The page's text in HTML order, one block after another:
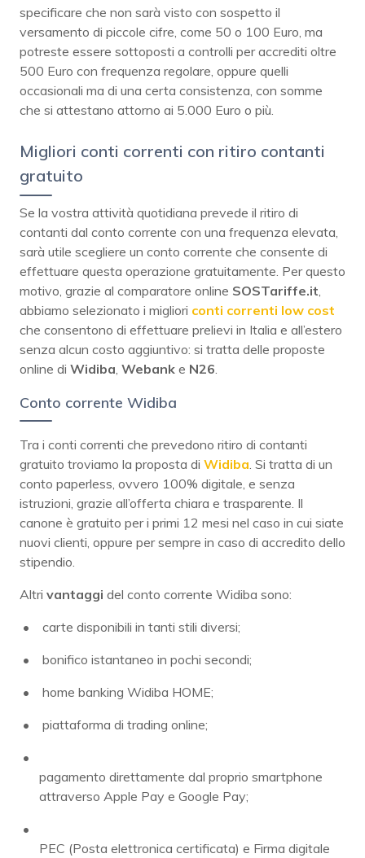
specificare che non sarà visto con sospetto il
versamento di piccole cifre, come 50 o 100 Euro, ma
potreste essere sottoposti a controlli per accrediti oltre
500 Euro con frequenza regolare, oppure quelli
occasionali ma di una certa consistenza, con somme
che si attestano attorno ai 5.000 Euro o più.
Migliori conti correnti con ritiro contanti
gratuito
Se la vostra attività quotidiana prevede il ritiro di
contanti dal conto corrente con una frequenza elevata,
sarà utile scegliere un conto corrente che consente di
effettuare questa operazione gratuitamente. Per questo
motivo, grazie al comparatore online SOSTariffe.it
abbiamo selezionato i migliori conti correnti low cost
che consentono di effettuare prelievi in Italia e all’estero
senza alcun costo aggiuntivo: si tratta delle proposte
online di Widiba Webank e N26
Conto corrente Widiba
Tra i conti correnti che prevedono ritiro di contanti
gratuito troviamo la proposta di Widiba . Si tratta di un
conto paperless, ovvero 100% digitale, e senza
istruzioni, grazie all’offerta chiara e trasparente. Il
canone è gratuito per i primi 12 mesi nel caso in cui siate
nuovi clienti, oppure per sempre in caso di accredito dello
stipendio.
Altri vantaggi del conto corrente Widiba sono:
carte disponibili in tanti stili diversi;
bonifico istantaneo in pochi secondi;
home banking Widiba HOME;
piattaforma di trading online;
pagamento direttamente dal proprio smartphone
attraverso Apple Pay e Google Pay;
PEC (Posta elettronica certificata) e Firma digitale